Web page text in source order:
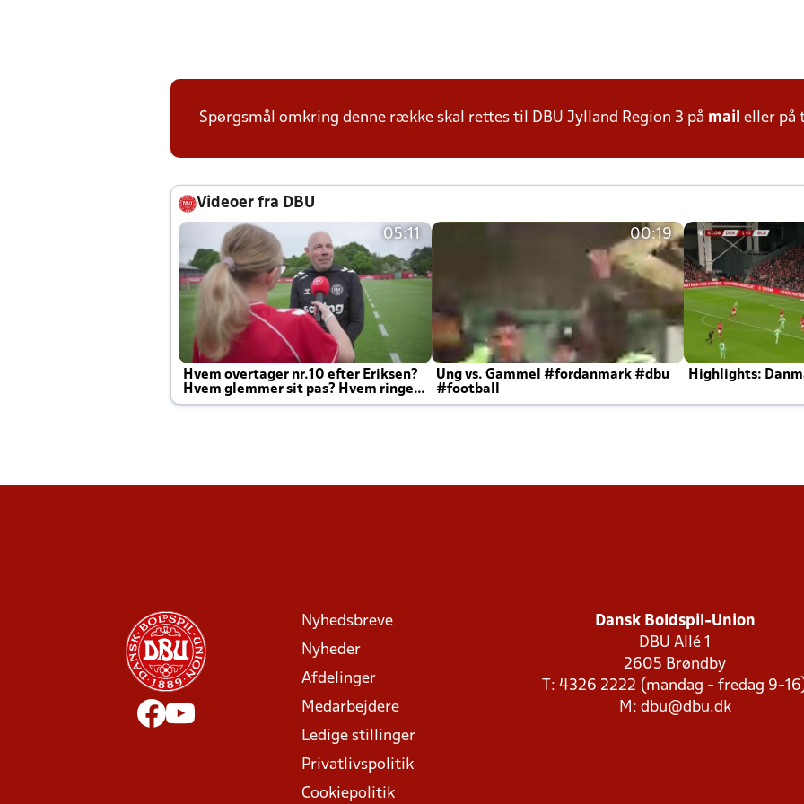
Spørgsmål omkring denne række skal rettes til DBU Jylland Region 3 på mail eller på
Videoer fra DBU
05:11
Hvem overtager nr.10 efter Eriksen?
Hvem glemmer sit pas? Hvem ringer
Joachim altid til efter kampe?
00:19
Ung vs. Gammel #fordanmark #dbu
#football
Highlights:
Nyhedsbreve
Nyheder
Afdelinger
Medarbejdere
Ledige stillinger
Privatlivspolitik
Cookiepolitik
Dansk Boldspil-Union
DBU Allé 1
2605 Brøndby
T: 4326 2222 (mandag - fredag 9-
M: dbu@dbu.dk